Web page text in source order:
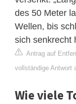
des 50 Meter
Wellen, bis
sich senkrecht
Antrag auf
vollständige Antwort
Wie viele